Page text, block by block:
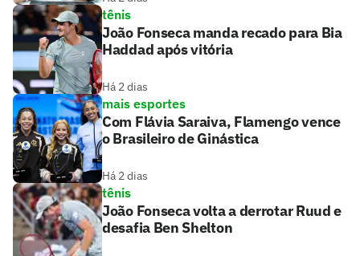
tênis
João Fonseca manda recado para Bia
Haddad após vitória
Há 2 dias
mais esportes
Com Flávia Saraiva, Flamengo vence
o Brasileiro de Ginástica
Há 2 dias
tênis
João Fonseca volta a derrotar Ruud e
desafia Ben Shelton